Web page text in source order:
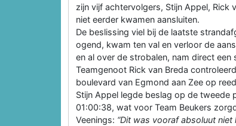
zijn vijf achtervolgers, Stijn Appel, Rick
niet eerder kwamen aansluiten.
De beslissing viel bij de laatste
ogend, kwam ten val en verloor de
en al over de strobalen, nam direct
Teamgenoot Rick van Breda
boulevard van Egmond aan Zee op
Stijn Appel legde beslag op de tweede
01:00:38, wat voor Team Beukers
Veenings: “Dit was vooraf absoluut